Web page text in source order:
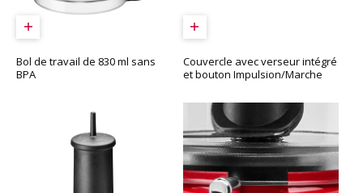
Bol de travail de 830 ml sans
BPA
Couvercle avec verseur intégré
et bouton Impulsion/Marche